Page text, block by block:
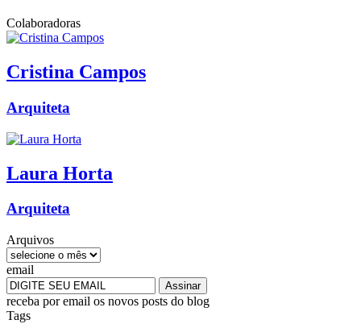
Colaboradoras
Cristina Campos
Arquiteta
Laura Horta
Arquiteta
Arquivos
email
receba por email os novos posts do blog
Tags